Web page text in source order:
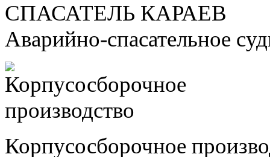
СПАСАТЕЛЬ КАРАЕВ
Аварийно-спасательное
Корпусосборочное